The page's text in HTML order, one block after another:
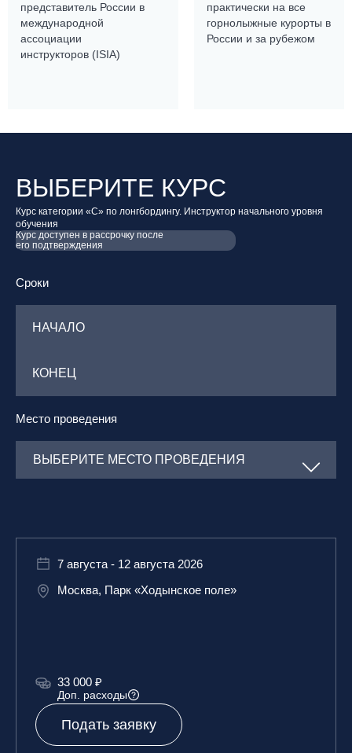
представитель России в
международной
ассоциации
инструкторов (ISIA)
практически на все
горнолыжные курорты в
России и за рубежом
ВЫБЕРИТЕ КУРС
Курс категории «С» по лонгбордингу. Инструктор начального уровня
обучения
Курс доступен в рассрочку после
его подтверждения
Сроки
Место проведения
7 августа - 12 августа 2026
Москва, Парк «Ходынское поле»
33 000 ₽
Доп. расходы
Подать заявку